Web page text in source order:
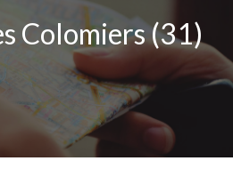
Colomiers (31)